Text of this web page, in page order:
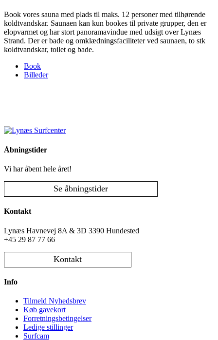
Book vores sauna med plads til maks. 12 personer med tilhørende
koldtvandskar. Saunaen kan kun bookes til private grupper, den er
elopvarmet og har stort panoramavindue med udsigt over Lynæs
Strand. Der er bade og omklædningsfaciliteter ved saunaen, to stk
koldtvandskar, toilet og bade.
Book
Billeder
Åbningstider
Vi har åbent hele året!
Se åbningstider
Kontakt
Lynæs Havnevej 8A & 3D 3390 Hundested
+45 29 87 77 66
Kontakt
Info
Tilmeld Nyhedsbrev
Køb gavekort
Forretningsbetingelser
Ledige stillinger
Surfcam